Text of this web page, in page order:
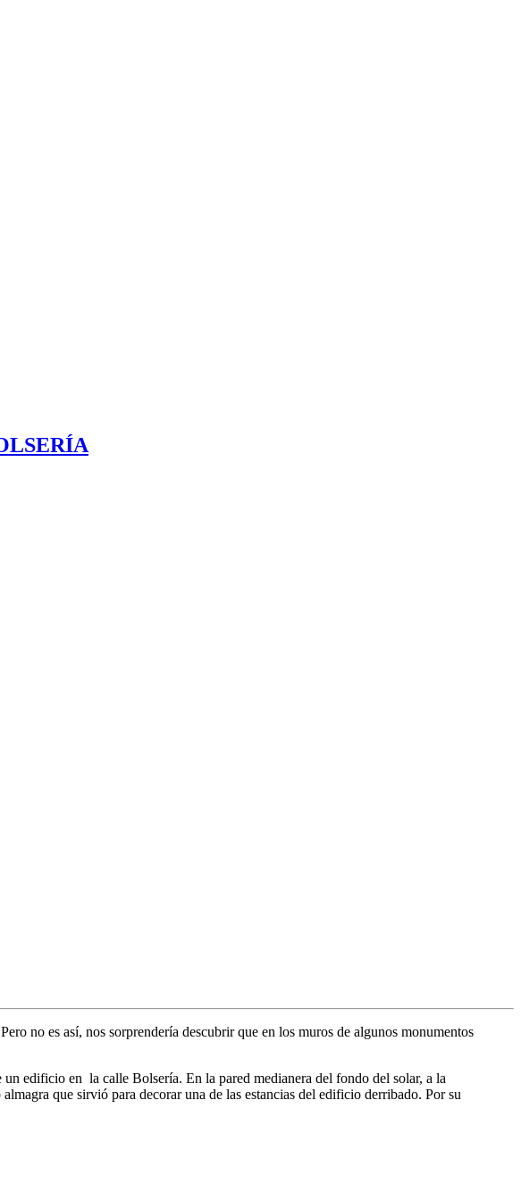
no es así, nos sorprendería descubrir que en los muros de algunos monumentos
edificio en la calle Bolsería. En la pared medianera del fondo del solar, a la
que sirvió para decorar una de las estancias del edificio derribado. Por su